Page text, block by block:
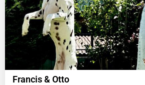
Francis & Otto